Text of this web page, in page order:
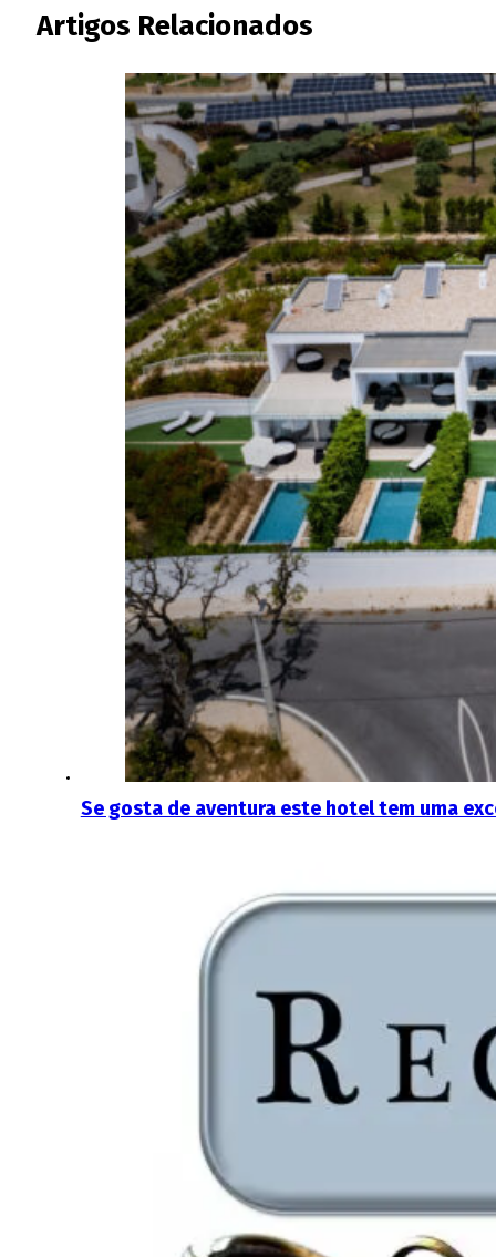
Artigos Relacionados
Se gosta de aventura este hotel tem uma